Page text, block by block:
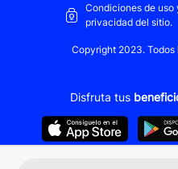
Honor X7
Honor X7a
Condiciones de uso
privacidad del sitio.
Copyright 2023. Todos
Disfruta tus